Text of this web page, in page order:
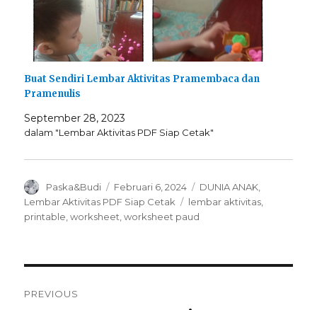
Buat Sendiri Lembar Aktivitas Pramembaca dan
Pramenulis
September 28, 2023
dalam "Lembar Aktivitas PDF Siap Cetak"
Author
Paska&Budi
Posted
on
Februari 6, 2024 Categories
DUNIA ANAK
Lembar Aktivitas PDF Siap Cetak
Tags
lembar aktivitas,
printable,worksheet,worksheet paud
PREVIOUS